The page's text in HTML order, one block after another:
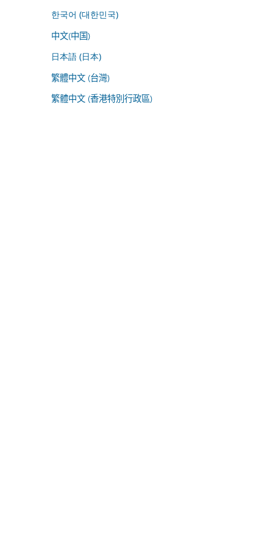
한국어 (대한민국)
中文(中国)
日本語 (日本)
繁體中文 (台灣)
繁體中文 (香港特別行政區)